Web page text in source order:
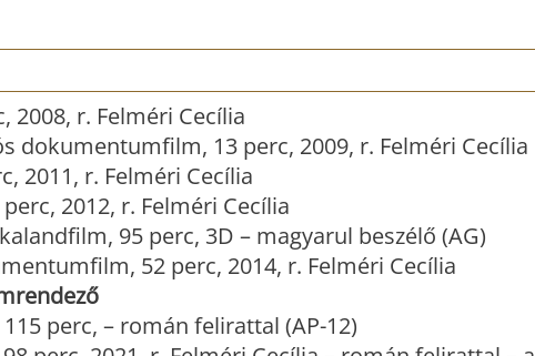
r. Felméri Cecília
dokumentumfilm, 13 perc, 2009, r. Felméri Cecília
2011, r. Felméri Cecília
2012, r. Felméri Cecília
95 perc, 3D – magyarul beszélő (AG)
52 perc, 2014, r. Felméri Cecília
perc, – román felirattal (AP-12)